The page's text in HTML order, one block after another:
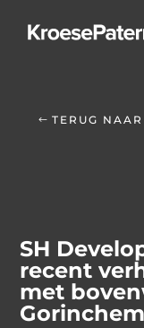
TERUG
SH
recent
met
Gorinchem